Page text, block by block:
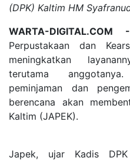
(DPK) Kaltim HM
WARTA-
Perpustakaan dan
meningkatkan
terutama
peminjaman dan
berencana akan
Kaltim (JAPEK).
Japek, ujar Kadis